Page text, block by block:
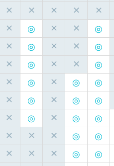
✕ ✕ ✕ ✕ ✕
✕ ✕ ✕
✕ ✕ ✕
✕ ✕ ✕
✕ ✕
✕ ✕
✕ ✕
✕ ✕ ✕
✕ ✕ ✕